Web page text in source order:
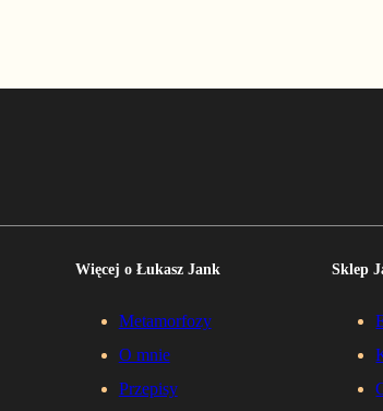
Więcej o Łukasz Jank
Metamorfozy
O mnie
Przepisy
Sklep